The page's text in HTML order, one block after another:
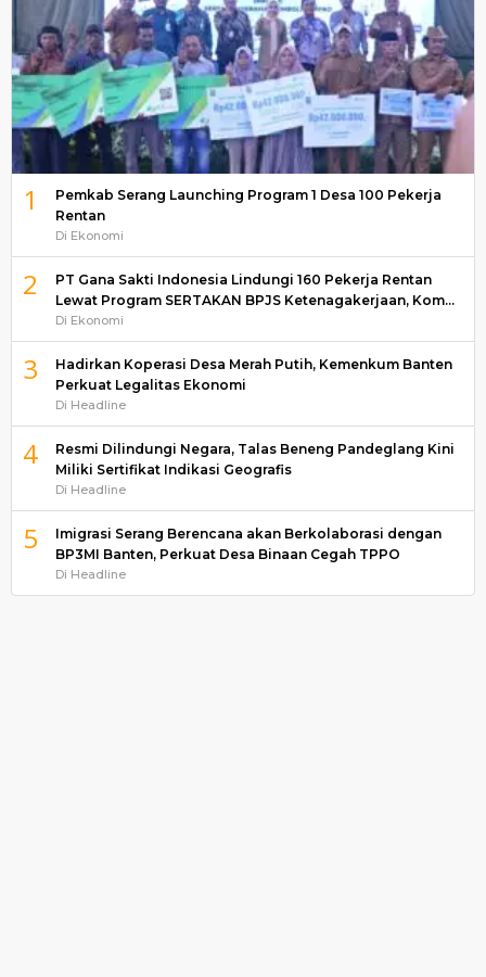
1
Pemkab Serang Launching Program 1 Desa 100 Pekerja
Rentan
Di Ekonomi
2
PT Gana Sakti Indonesia Lindungi 160 Pekerja Rentan
Lewat Program SERTAKAN BPJS Ketenagakerjaan, Kom…
Di Ekonomi
3
Hadirkan Koperasi Desa Merah Putih, Kemenkum Banten
Perkuat Legalitas Ekonomi
Di Headline
4
Resmi Dilindungi Negara, Talas Beneng Pandeglang Kini
Miliki Sertifikat Indikasi Geografis
Di Headline
5
Imigrasi Serang Berencana akan Berkolaborasi dengan
BP3MI Banten, Perkuat Desa Binaan Cegah TPPO
Di Headline